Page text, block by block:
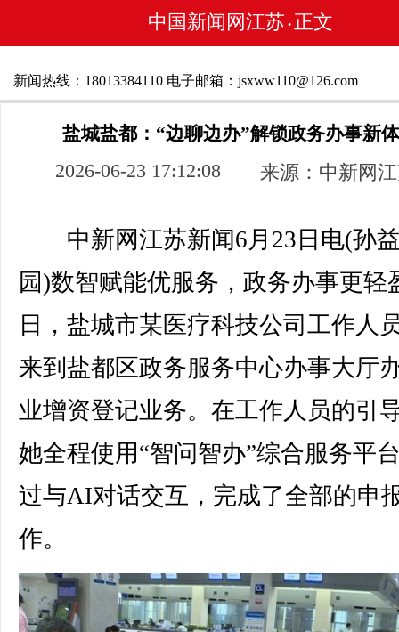
中国新闻网江苏 • 正文
新闻热线：18013384110 电子邮箱：jsxww110@126.com
盐城盐都：“边聊边办”解锁政务办事新
2026-06-23 17:12:08 来源：中新网
中新网江苏新闻6月23日电(孙
园)数智赋能优服务，政务办事更轻
日，盐城市某医疗科技公司工作人
来到盐都区政务服务中心办事大厅
业增资登记业务。在工作人员的引
她全程使用“智问智办”综合服务平
过与AI对话交互，完成了全部的申
作。